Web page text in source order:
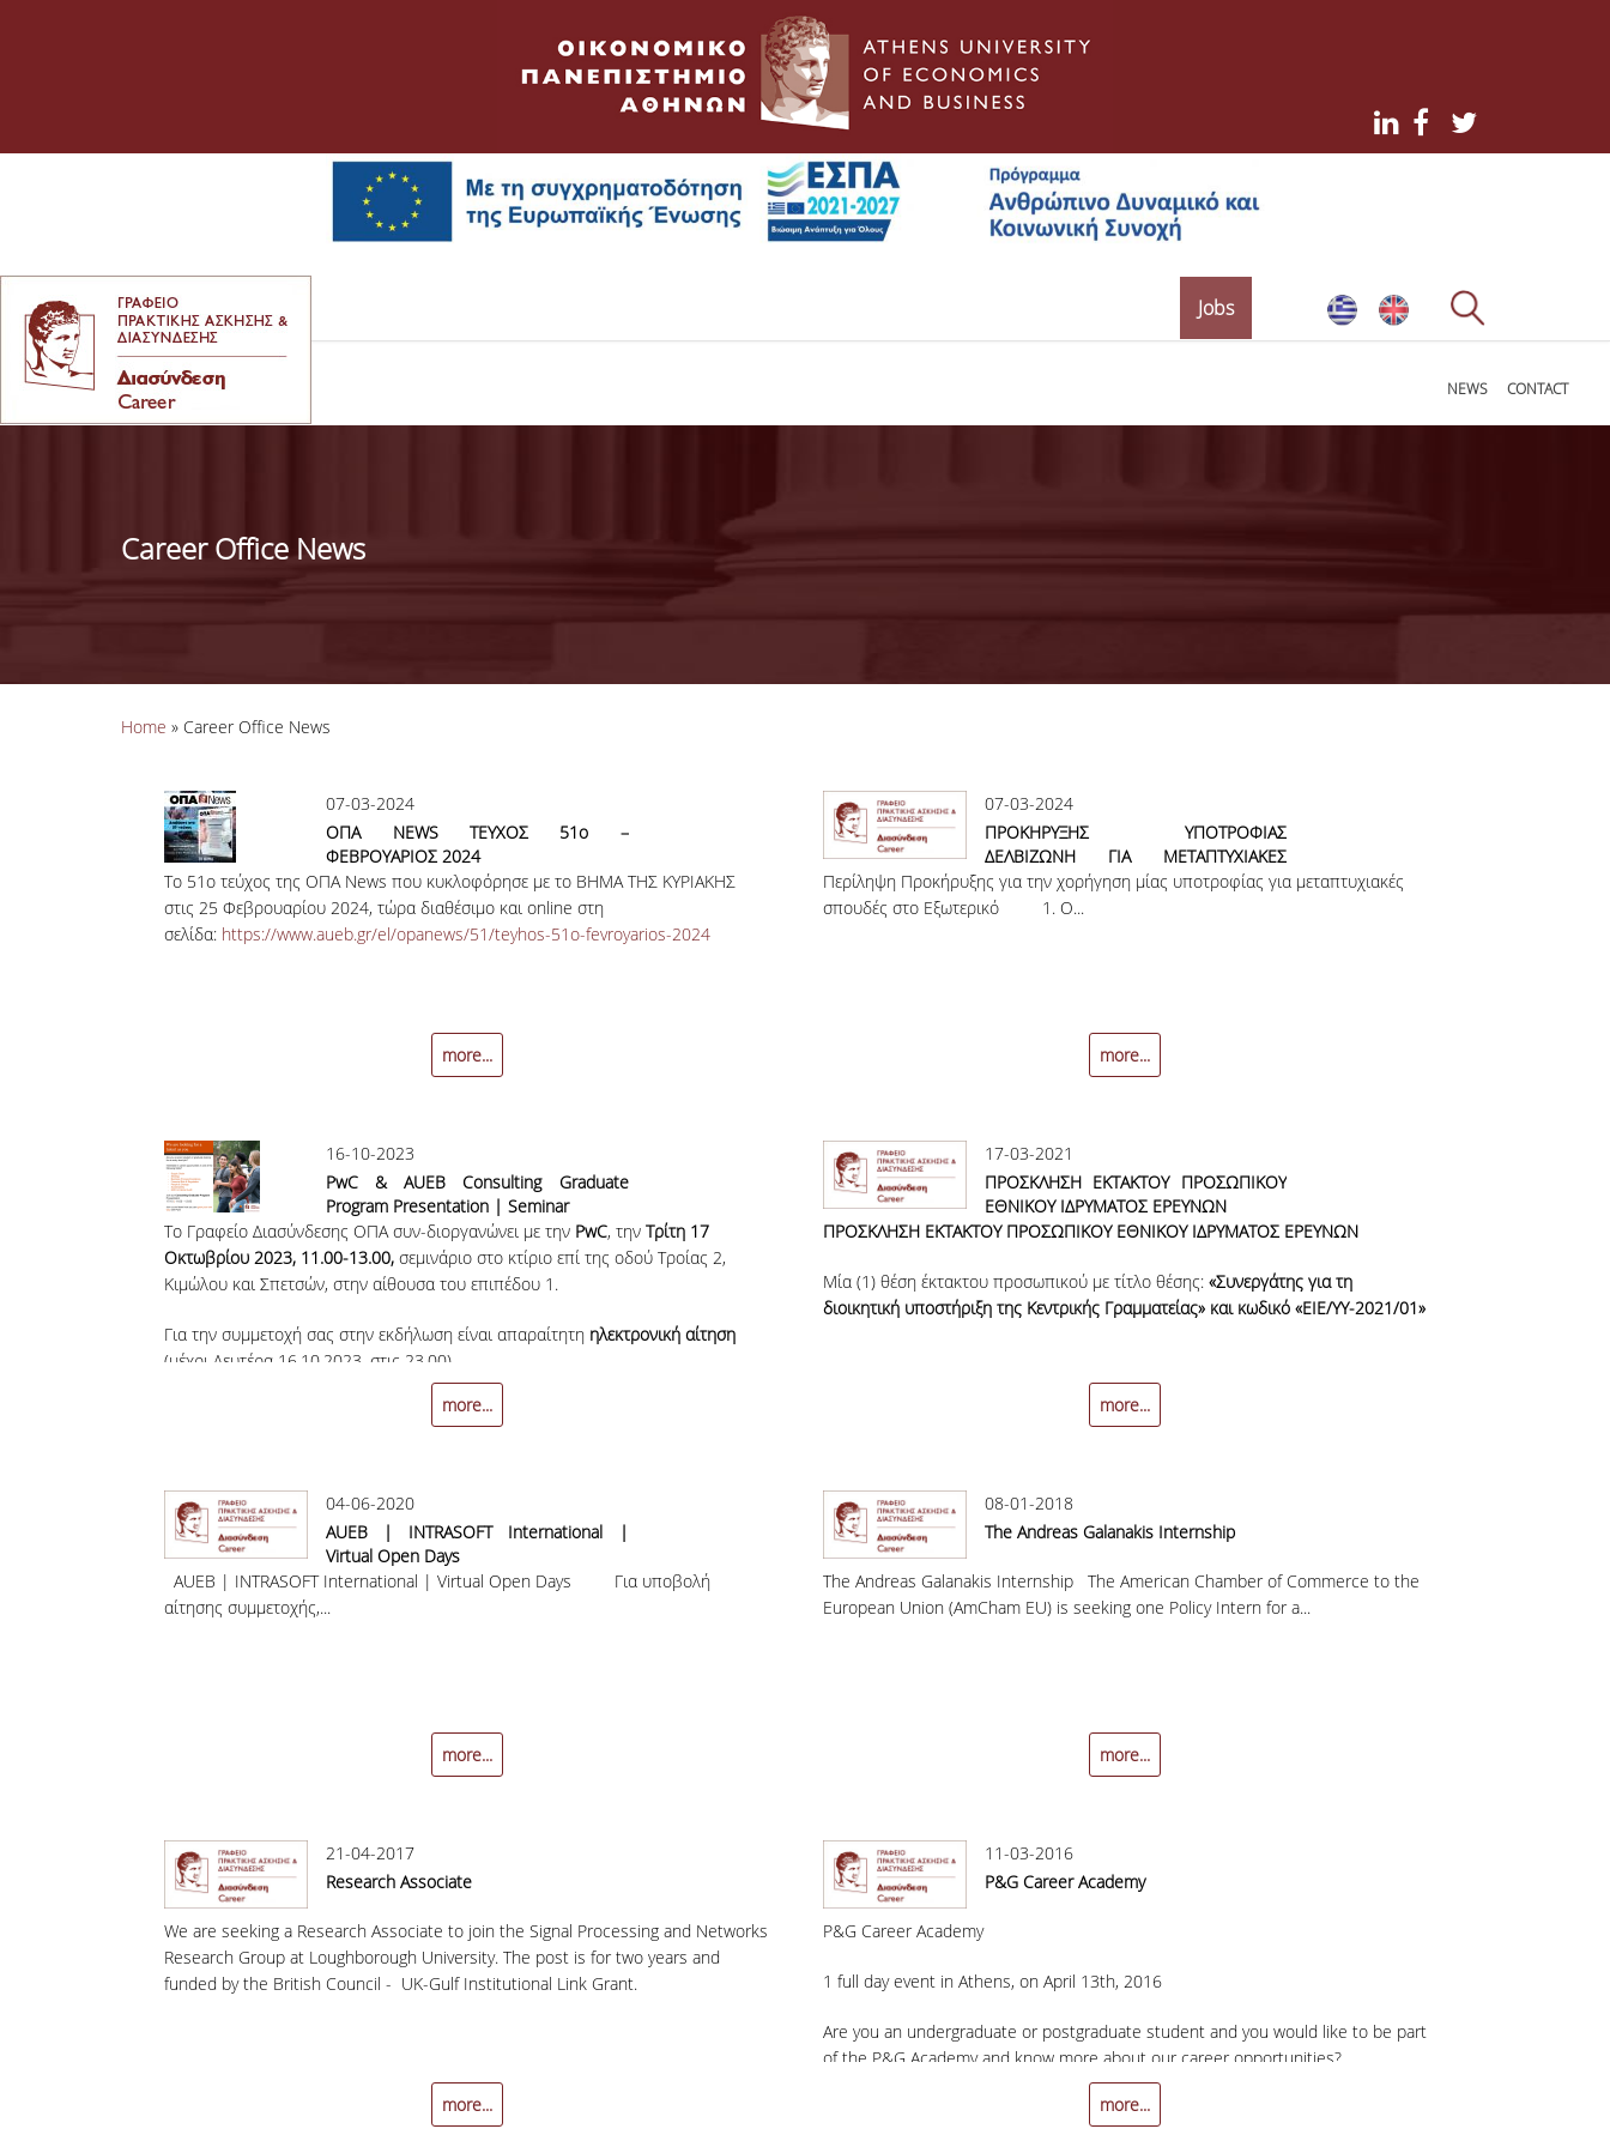
Jobs
NEWS CONTACT
Career Office News
You are here
Home » Career Office News
07-03-2024
ΟΠΑ NEWS ΤΕΥΧΟΣ 51ο –
ΦΕΒΡΟΥΑΡΙΟΣ 2024
Το 51ο τεύχος της ΟΠΑ News που κυκλοφόρησε με το ΒΗΜΑ ΤΗΣ ΚΥΡΙΑΚΗΣ
στις 25 Φεβρουαρίου 2024, τώρα διαθέσιμο και online στη
σελίδα: https://www.aueb.gr/el/opanews/51/teyhos-51o-fevroyarios-2024
more...
07-03-2024
ΠΡΟΚΗΡΥΞΗΣ ΥΠΟΤΡΟΦΙΑΣ
ΔΕΛΒΙΖΩΝΗ ΓΙΑ ΜΕΤΑΠΤΥΧΙΑΚΕΣ
ΣΠΟΥΔΕΣ ΣΤΟ ΕΞΩΤΕΡΙΚΟ (ΕΝΤΟΣ Ε.Ε.)
Περίληψη Προκήρυξης για την χορήγηση μίας υποτροφίας για μεταπτυχιακές
σπουδές στο Εξωτερικό 1. Ο...
more...
16-10-2023
PwC & AUEB Consulting Graduate
Program Presentation | Seminar
Το Γραφείο Διασύνδεσης ΟΠΑ συν-διοργανώνει με την PwC, τηνΤρίτη 17
Οκτωβρίου 2023, 11.00-13.00, σεμινάριο στο κτίριο επί της οδού Τροίας 2,
Κιμώλου και Σπετσών, στην αίθουσα του επιπέδου 1.
Για την συμμετοχή σας στην εκδήλωση είναι απαραίτητη ηλεκτρονική αίτηση
(μέχρι Δευτέρα 16.10.2023, στις 23.00)
https://forms.gle/vMg6BHgGjEy5K6U26more...
17-03-2021
ΠΡΟΣΚΛΗΣΗ ΕΚΤΑΚΤΟΥ ΠΡΟΣΩΠΙΚΟΥ
ΕΘΝΙΚΟΥ ΙΔΡΥΜΑΤΟΣ ΕΡΕΥΝΩΝ
ΠΡΟΣΚΛΗΣΗ ΕΚΤΑΚΤΟΥ ΠΡΟΣΩΠΙΚΟΥ ΕΘΝΙΚΟΥ ΙΔΡΥΜΑΤΟΣ ΕΡΕΥΝΩΝ
Μία (1) θέση έκτακτου προσωπικού με τίτλο θέσης: «Συνεργάτης για τη
διοικητική υποστήριξη της Κεντρικής Γραμματείας» και κωδικό «ΕΙΕ/ΥΥ-2021/01»
more...
04-06-2020
AUEB | INTRASOFT International |
Virtual Open Days
AUEB | INTRASOFT International | Virtual Open Days Για υποβολή
αίτησης συμμετοχής,...
more...
08-01-2018
The Andreas Galanakis Internship
The Andreas Galanakis Internship The American Chamber of Commerce to the
European Union (AmCham EU) is seeking one Policy Intern for a...
more...
21-04-2017
Research Associate
We are seeking a Research Associate to join the Signal Processing and Networks
Research Group at Loughborough University. The post is for two years and
funded by the British Council - UK-Gulf Institutional Link Grant.
more...
11-03-2016
P&G Career Academy
P&G Career Academy
1 full day event in Athens, on April 13th, 2016
Are you an undergraduate or postgraduate student and you would like to be part
of the P&G Academy and know more about our career opportunities?
more...